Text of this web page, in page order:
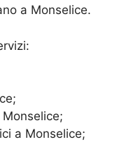
a Monselice.
a Monselice;